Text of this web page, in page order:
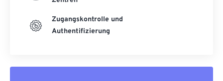
Zugangskontrolle und
Authentifizierung